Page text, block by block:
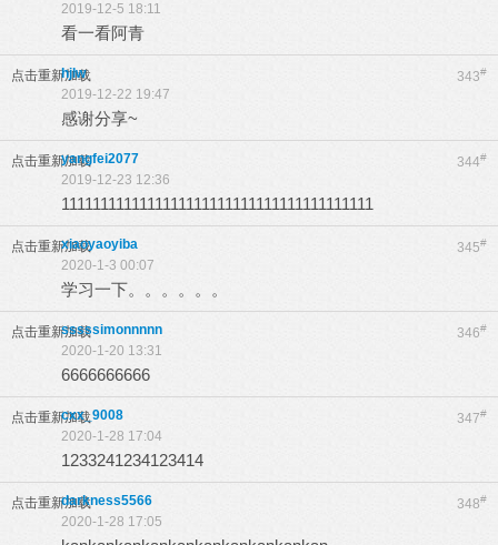
2019-12-5 18:11
看一看阿青
点击重新加载 343#
hjlw
2019-12-22 19:47
感谢分享~
点击重新加载 344#
yangfei2077
2019-12-23 12:36
1111111111111111111111111111111111111111
点击重新加载 345#
xiaoyaoyiba
2020-1-3 00:07
学习一下。。。。。。
点击重新加载 346#
sssssimonnnnn
2020-1-20 13:31
6666666666
点击重新加载 347#
cxx_9008
2020-1-28 17:04
1233241234123414
点击重新加载 348#
darkness5566
2020-1-28 17:05